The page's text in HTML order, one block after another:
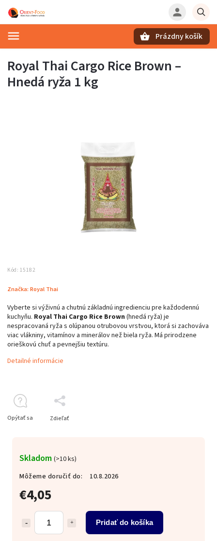
Prázdny košík
Royal Thai Cargo Rice Brown –
Hnedá ryža 1 kg
Kód: 15182
Značka: Royal Thai
€4,05
Pridať do košíka
Skladom (>10 ks)
Môžeme doručiť do:
10.8.2026
Vyberte si výživnú a chutnú základnú ingredienciu pre každodennú
kuchyňu. Royal Thai Cargo Rice Brown (hnedá ryža) je
nespracovaná ryža s olúpanou otrubovou vrstvou, ktorá si zachováva
viac vlákniny, vitamínov a minerálov než biela ryža. Má prirodzene
orieškovú chuť a pevnejšiu textúru.
Detailné informácie
Opýtať sa Zdieľať